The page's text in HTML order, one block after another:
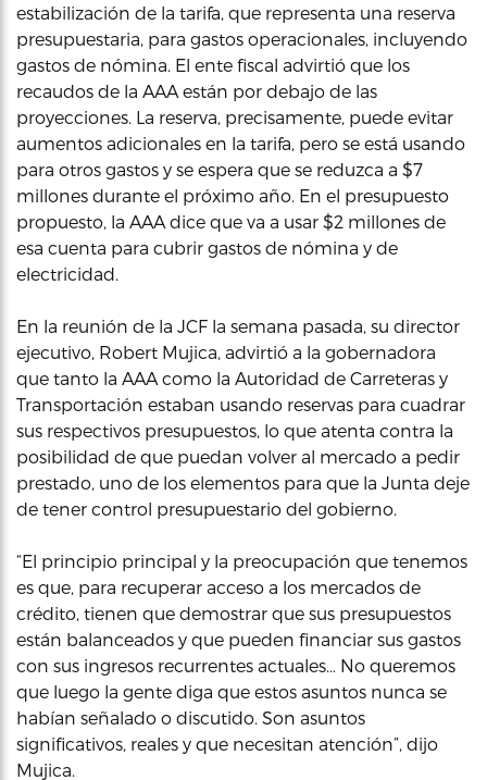
estabilización de la tarifa, que representa una reserva
presupuestaria, para gastos operacionales, incluyendo
gastos de nómina. El ente fiscal advirtió que los
recaudos de la AAA están por debajo de las
proyecciones. La reserva, precisamente, puede evitar
aumentos adicionales en la tarifa, pero se está usando
para otros gastos y se espera que se reduzca a $7
millones durante el próximo año. En el presupuesto
propuesto, la AAA dice que va a usar $2 millones de
esa cuenta para cubrir gastos de nómina y de
electricidad.
En la reunión de la JCF la semana pasada, su director
ejecutivo, Robert Mujica, advirtió a la gobernadora
que tanto la AAA como la Autoridad de Carreteras y
Transportación estaban usando reservas para cuadrar
sus respectivos presupuestos, lo que atenta contra la
posibilidad de que puedan volver al mercado a pedir
prestado, uno de los elementos para que la Junta deje
de tener control presupuestario del gobierno.
“El principio principal y la preocupación que tenemos
es que, para recuperar acceso a los mercados de
crédito, tienen que demostrar que sus presupuestos
están balanceados y que pueden financiar sus gastos
con sus ingresos recurrentes actuales… No queremos
que luego la gente diga que estos asuntos nunca se
habían señalado o discutido. Son asuntos
significativos, reales y que necesitan atención”, dijo
Mujica.